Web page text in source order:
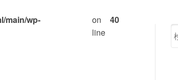
main/wp-
on
line
40